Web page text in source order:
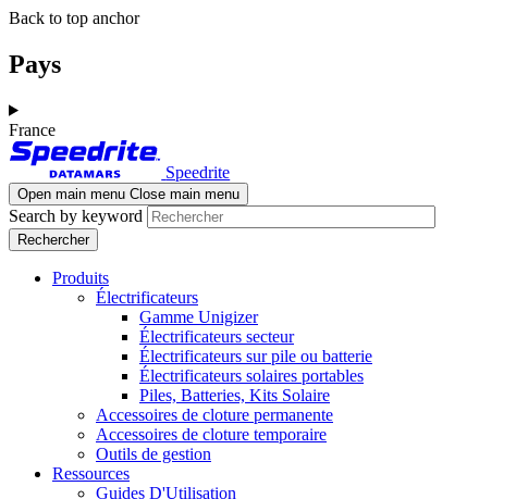
Aller
contenu
principal
Skip
navigation
Back to top anchor
Pays
France
Speedrite
Open main menu Close main menu
Search by keyword
Produits
Électrificateurs
Gamme Unigizer
Électrificateurs secteur
Électrificateurs sur pile ou batterie
Électrificateurs solaires portables
Piles, Batteries, Kits Solaire
Accessoires de cloture permanente
Accessoires de cloture temporaire
Outils de gestion
Ressources
Guides D'Utilisation